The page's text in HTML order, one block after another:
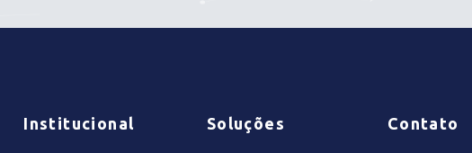
Institucional Soluções Contato